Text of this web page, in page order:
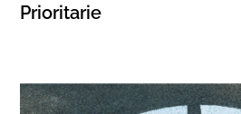
Prioritarie